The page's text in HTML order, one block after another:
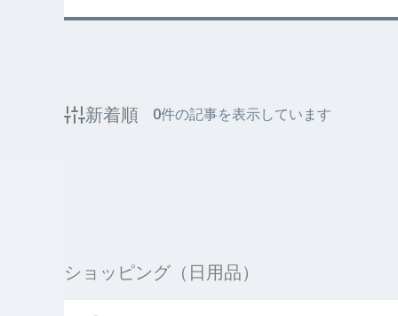
新着順 0件の記事を表示しています
ショッピング（日用品）